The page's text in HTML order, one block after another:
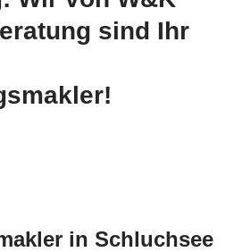
sind Ihr
in Schluchsee